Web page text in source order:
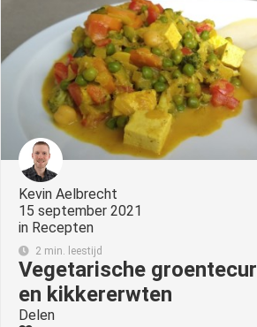
Kevin Aelbrecht
15 september 2021
in Recepten
2 min. leestijd
Vegetarische
en kikkererwten
Delen
worden
om
te
over
van
op